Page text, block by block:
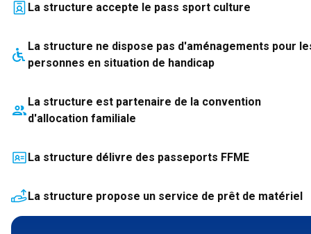
La structure accepte le pass sport culture
La structure ne dispose pas d'aménagements pour
personnes en situation de handicap
La structure est partenaire de la convention
d'allocation familiale
La structure délivre des passeports FFME
La structure propose un service de prêt de matériel